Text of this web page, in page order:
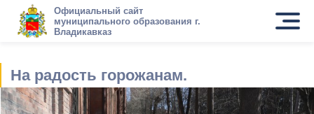
Официальный сайт
муниципального образования г.
Владикавказ
На радость горожанам.